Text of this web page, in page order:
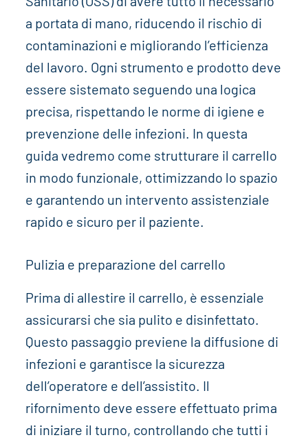
a portata di mano, riducendo il rischio di
contaminazioni e migliorando l’efficienza
del lavoro. Ogni strumento e prodotto deve
essere sistemato seguendo una logica
precisa, rispettando le norme di igiene e
prevenzione delle infezioni. In questa
guida vedremo come strutturare il carrello
in modo funzionale, ottimizzando lo spazio
e garantendo un intervento assistenziale
rapido e sicuro per il paziente.
Pulizia e preparazione del carrello
Prima di allestire il carrello, è essenziale
assicurarsi che sia pulito e disinfettato.
Questo passaggio previene la diffusione di
infezioni e garantisce la sicurezza
dell’operatore e dell’assistito. Il
rifornimento deve essere effettuato prima
di iniziare il turno, controllando che tutti i